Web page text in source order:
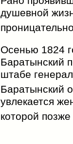
душевной
Осенью 1824
Баратынский
штабе
Баратынский
увлекается
которой